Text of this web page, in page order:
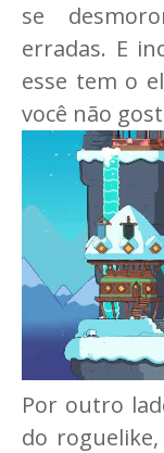
se
erradas. E
esse tem o
você não
Por outro
do